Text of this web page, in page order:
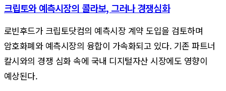
크립토와 예측시장의 콜라보, 그러나 경쟁심화
로빈후드가 크립토닷컴의 예측시장 계약 도입을 검토하며
암호화폐와 예측시장의 융합이 가속화되고 있다. 기존 파트너
칼시와의 경쟁 심화 속에 국내 디지털자산 시장에도 영향이
예상된다.